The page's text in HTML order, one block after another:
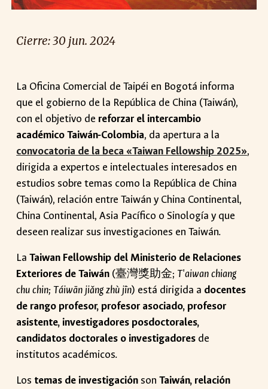
Cierre:30 jun. 2024
La Oficina Comercial de Taipéi en Bogotá informa
que el gobierno de la República de China (Taiwán),
con el objetivo de reforzar el intercambio
académico Taiwán-Colombia, da apertura a la
convocatoria de la beca «Taiwan Fellowship 2025»,
dirigida a expertos e intelectuales interesados en
estudios sobre temas como la República de China
(Taiwán), relación entre Taiwán y China Continental,
China Continental, Asia Pacífico o Sinología y que
deseen realizar sus investigaciones en Taiwán.
LaTaiwan Fellowship del Ministerio de Relaciones
Exteriores de Taiwán (臺灣獎助金;T'aiwan chiang
chu chin;Táiwān jiǎng zhù jīn) está dirigida a docentes
de rango profesor, profesor asociado, profesor
asistente, investigadores posdoctorales,
candidatos doctorales o investigadores de
institutos académicos.
Los temas de investigación sonTaiwán, relación